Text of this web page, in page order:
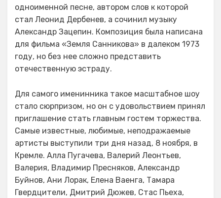
одноименной песне, автором слов к которой
стал Леонид Дербенев, а сочинил музыку
Александр Зацепин. Композиция была написана
для фильма «Земля Санникова» в далеком 1973
году, но без нее сложно представить
отечественную эстраду.
Для самого именинника такое масштабное шоу
стало сюрпризом, но он с удовольствием принял
приглашение стать главным гостем торжества.
Самые известные, любимые, неподражаемые
артисты выступили три дня назад, 8 ноября, в
Кремле. Алла Пугачева, Валерий Леонтьев,
Валерия, Владимир Пресняков, Александр
Буйнов, Ани Лорак, Елена Ваенга, Тамара
Гвердцители, Дмитрий Дюжев, Стас Пьеха,